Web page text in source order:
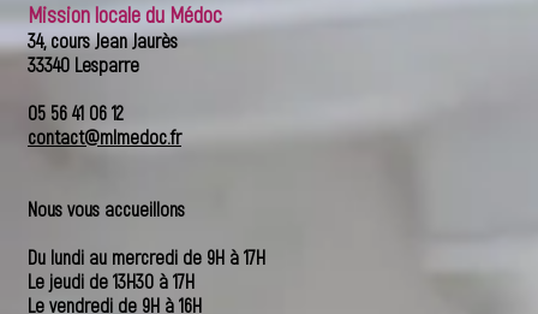
Mission locale du Médoc
34, cours Jean Jaurès
33340 Lesparre
05 56 41 06 12
contact@mlmedoc.fr
Nous vous accueillons
Du lundi au mercredi de 9H à 17H
Le jeudi de 13H30 à 17H
Le vendredi de 9H à 16H